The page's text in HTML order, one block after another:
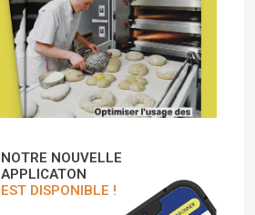
NOTRE NOUVELLE
APPLICATON
EST DISPONIBLE !